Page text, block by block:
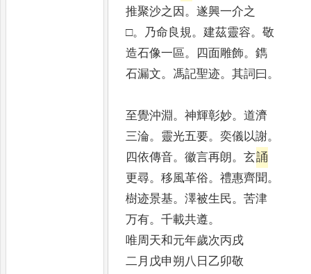
推聚沙之因 。遂興一介之
□。 乃命良規 。建茲靈容。敬
造石像一區。 四面雕飾。鐫
石漏文。 馮記聖迹。其詞曰 。
至覺沖淵 。神輝彰妙。道濟
三淪。 靈光五要。 奕儀以謝。
四依傳音。徽言再朗。玄誦
更尋。移風革俗。禮惠齊聞 。
樹迹景基。澤被生民。苦津
万有。千載共遵。
唯周天和元年歲次丙戌
二月戊申朔八日乙卯敬